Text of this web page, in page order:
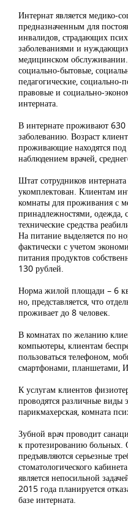
Интернат является медико-
предназначенным для
инвалидов, страдающих
заболеваниями и
медицинском обслуживании.
социально-бытовые,
педагогические, социально-
правовые и социально-
интерната.
В интернате проживают
заболеванию. Возраст
проживающие находятся
наблюдением врачей,
Штат сотрудников
укомплектован. Клиентам
комнаты для проживания с
принадлежностями, одежда,
технические средства
На питание выделяется по
фактически с учетом
питания продуктов
130 рублей.
Норма жилой площади – 6
но, представляется, что
проживает до 8 человек.
В комнатах по желанию
компьютеры, клиентам
пользоваться телефоном,
смартфонами, планшетами,
К услугам клиентов
проводятся различные виды
парикмахерская, комната
Зубной врач проводит
к протезированию больных.
предъявляются серьезные
стоматологического
является непосильной
2015 года планируется
базе интерната.